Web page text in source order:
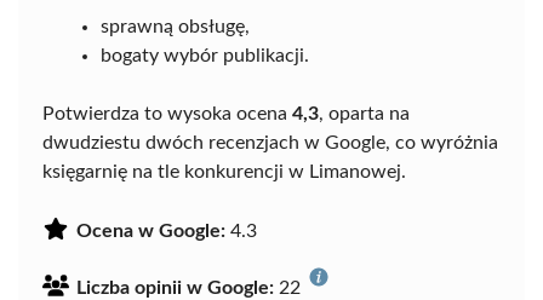
sprawną obsługę,
bogaty wybór publikacji.
Potwierdza to wysoka ocena 4,3, oparta na
dwudziestu dwóch recenzjach w Google, co wyróżnia
księgarnię na tle konkurencji w Limanowej.
Ocena w Google: 4.3
Liczba opinii w Google: 22